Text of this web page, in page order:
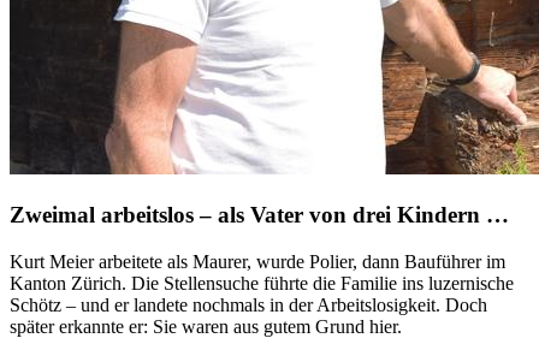
Zweimal arbeitslos – als Vater von drei Kindern …
Kurt Meier arbeitete als Maurer, wurde Polier, dann Bauführer im
Kanton Zürich. Die Stellensuche führte die Familie ins luzernische
Schötz – und er landete nochmals in der Arbeitslosigkeit. Doch
später erkannte er: Sie waren aus gutem Grund hier.